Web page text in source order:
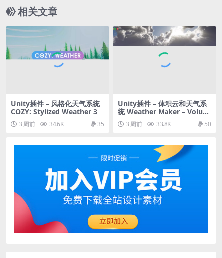
相关文章
Unity插件 – 风格化天气系统
COZY: Stylized Weather 3
3 周前 34.6K 35
Unity插件 – 体积云和天气系
统 Weather Maker – Volum
etric Clouds and Weather S
ystem for Unity
3 周前 33.8K 50